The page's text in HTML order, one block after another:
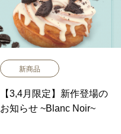
新商品
【3,4月限定】新作登場の
お知らせ ~Blanc Noir~